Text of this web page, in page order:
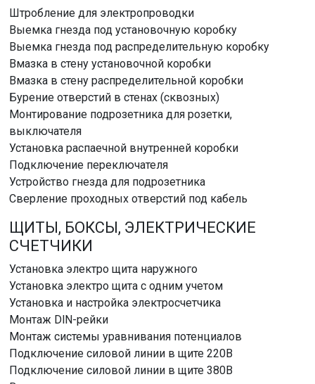
Штробление для электропроводки
Выемка гнезда под установочную коробку
Выемка гнезда под распределительную коробку
Вмазка в стену установочной коробки
Вмазка в стену распределительной коробки
Бурение отверстий в стенах (сквозных)
Монтирование подрозетника для розетки,
выключателя
Установка распаечной внутренней коробки
Подключение переключателя
Устройство гнезда для подрозетника
Сверление проходных отверстий под кабель
ЩИТЫ, БОКСЫ, ЭЛЕКТРИЧЕСКИЕ
СЧЕТЧИКИ
Установка электро щита наружного
Установка электро щита с одним учетом
Установка и настройка электросчетчика
Монтаж DlN-рейки
Монтаж системы уравнивания потенциалов
Подключение силовой линии в щите 220В
Подключение силовой линии в щите 380В